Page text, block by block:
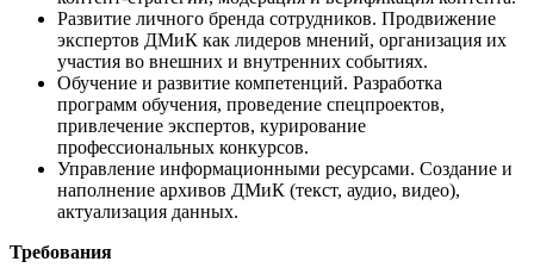
Развитие личного бренда сотрудников. Продвижение
экспертов ДМиК как лидеров мнений, организация их
участия во внешних и внутренних событиях.
Обучение и развитие компетенций. Разработка
программ обучения, проведение спецпроектов,
привлечение экспертов, курирование
профессиональных конкурсов.
Управление информационными ресурсами. Создание и
наполнение архивов ДМиК (текст, аудио, видео),
актуализация данных.
Требования